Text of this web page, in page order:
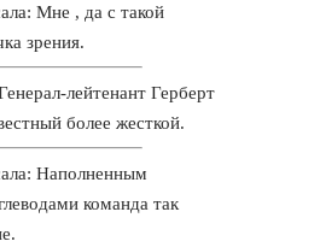
Мне , да с такой
зрения.
лейтенант Герберт
более жесткой.
Наполненным
команда так